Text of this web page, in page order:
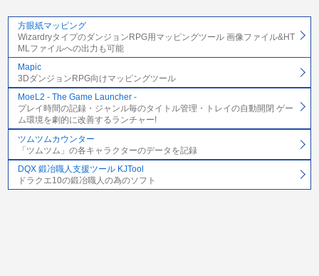
方眼紙マッピング
WizardryタイプのダンジョンRPG用マッピングツール 画像ファイル&HT
MLファイルへの出力も可能
Mapic
3DダンジョンRPG向けマッピングツール
MoeL2 - The Game Launcher -
プレイ時間の記録・ジャンル毎のタイトル管理・トレイの自動開閉 ゲー
ム環境を劇的に改善するランチャー!
ツムツムカウンター
「ツムツム」の各キャラクターのデータを記録
DQX 鍛冶職人支援ツール KJTool
ドラクエ10の鍛冶職人の為のソフト